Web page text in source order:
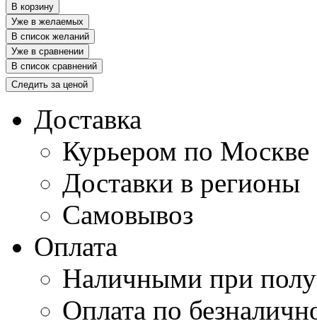
В корзину
Уже в желаемых
В список желаний
Уже в сравнении
В список сравнений
Следить за ценой
Доставка
Курьером по Москве
Доставки в регионы
Самовывоз
Оплата
Наличными при
Оплата по